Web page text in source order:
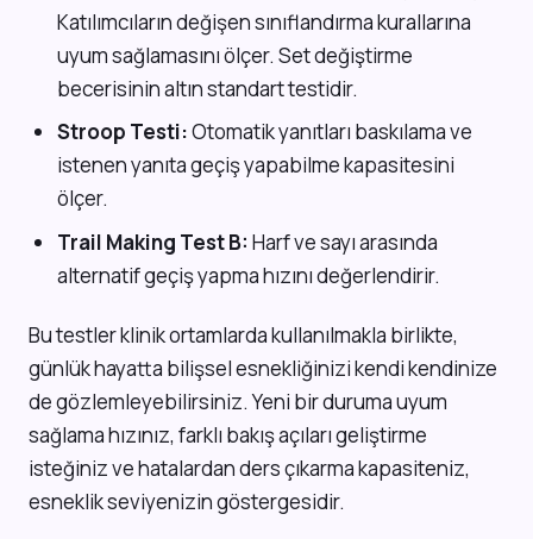
Katılımcıların değişen sınıflandırma kurallarına
uyum sağlamasını ölçer. Set değiştirme
becerisinin altın standart testidir.
Stroop Testi:Otomatik yanıtları baskılama ve
istenen yanıta geçiş yapabilme kapasitesini
ölçer.
Trail Making Test B: Harf ve sayı arasında
alternatif geçiş yapma hızını değerlendirir.
Bu testler klinik ortamlarda kullanılmakla birlikte,
günlük hayatta bilişsel esnekliğinizi kendi kendinize
de gözlemleyebilirsiniz. Yeni bir duruma uyum
sağlama hızınız, farklı bakış açıları geliştirme
isteğiniz ve hatalardan ders çıkarma kapasiteniz,
esneklik seviyenizin göstergesidir.